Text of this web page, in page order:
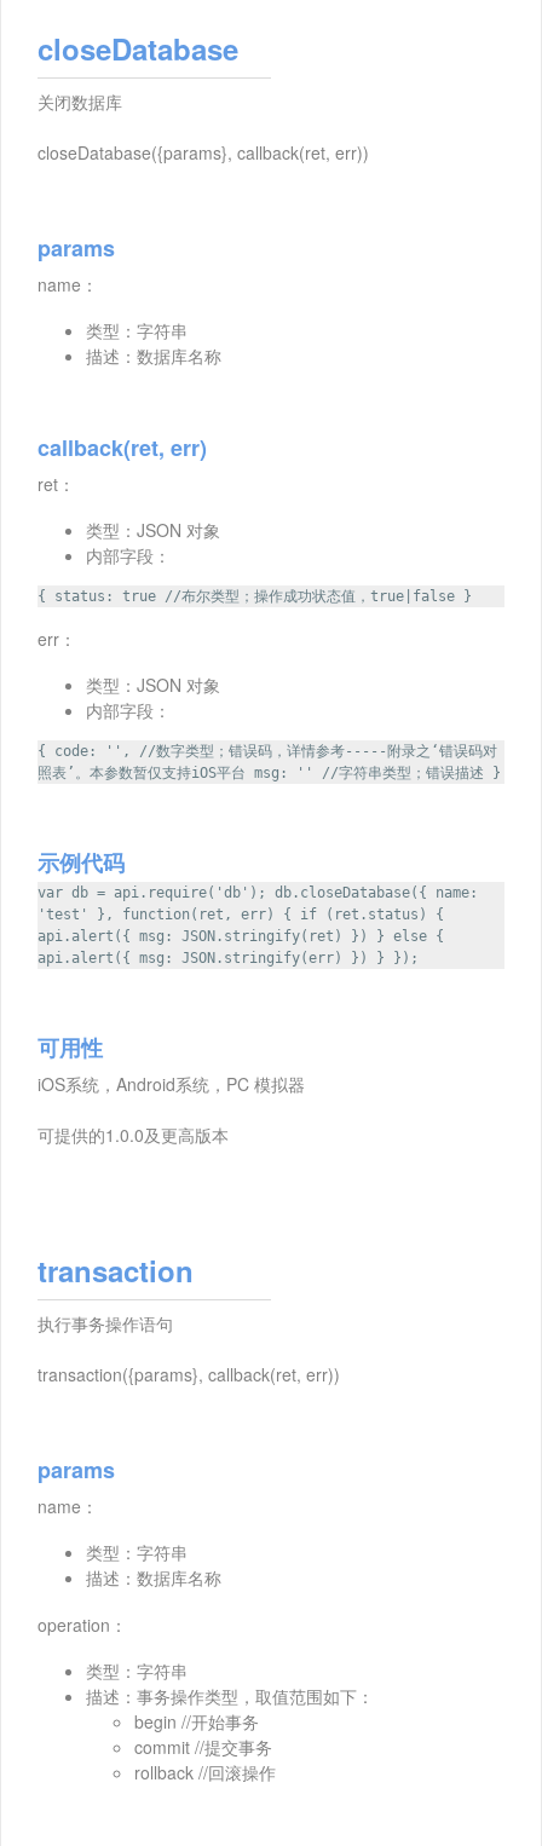
closeDatabase
关闭数据库
closeDatabase({params}, callback(ret, err))
params
name：
类型：字符串
描述：数据库名称
callback(ret, err)
ret：
类型：JSON 对象
内部字段：
{ status: true //布尔类型；操作成功状态值，true|false }
err：
类型：JSON 对象
内部字段：
{ code: '', //数字类型；错误码，详情参考-----附录之‘错误码对
照表’。本参数暂仅支持iOS平台 msg: '' //字符串类型；错误描述 }
示例代码
var db = api.require('db'); db.closeDatabase({ name:
'test' }, function(ret, err) { if (ret.status) {
api.alert({ msg: JSON.stringify(ret) }) } else {
api.alert({ msg: JSON.stringify(err) }) } });
可用性
iOS系统，Android系统，PC 模拟器
可提供的1.0.0及更高版本
transaction
执行事务操作语句
transaction({params}, callback(ret, err))
params
name：
类型：字符串
描述：数据库名称
operation：
类型：字符串
描述：事务操作类型，取值范围如下：
begin //开始事务
commit //提交事务
rollback //回滚操作